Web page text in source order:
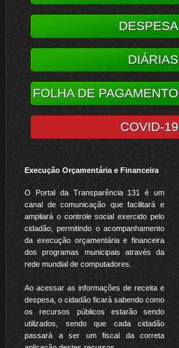
DESPESA
DIÁRIAS
FOLHA DE PAGAMENTO
COVID-19
Execução Orçamentária e Financeira
O Portal da Transparência 131 é um
canal de comunicação que facilitará e
ampliará o controle social exercido pelo
cidadão, permitindo o acompanhamento
da execução orçamentária e financeira
dos programas municipais através da
rede mundial de computadores.
Ao acessar as informações de receita e
despesa, o cidadão ficará sabendo como
os recursos públicos estarão sendo
utilizados, sendo que cada cidadão
passará a ser um fiscal da correta